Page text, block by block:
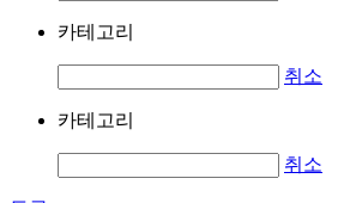
카테고리
취소
카테고리
취소